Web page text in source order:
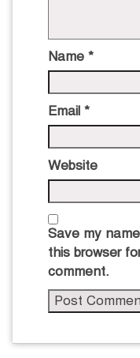
Name *
Email *
Website
Save my
this browser
comment.